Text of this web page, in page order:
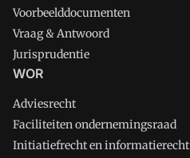
Voorbeelddocumenten
Vraag & Antwoord
Jurisprudentie
WOR
Adviesrecht
Faciliteiten ondernemingsraad
Initiatiefrecht en informatierecht